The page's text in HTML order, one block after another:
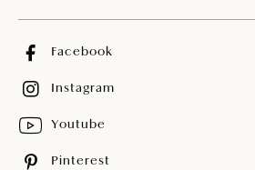
Facebook
Instagram
Youtube
Pinterest